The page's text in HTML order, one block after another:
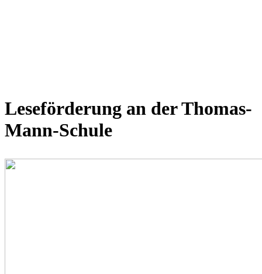
Leseförderung an der Thomas-
Mann-Schule